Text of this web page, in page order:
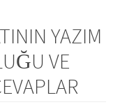
YAZIM
VE